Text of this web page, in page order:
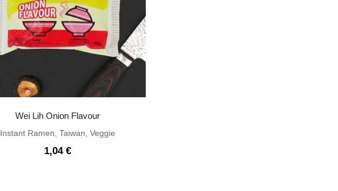
Wei Lih Onion Flavour
Instant Ramen Taiwan Veggie
1,04 €